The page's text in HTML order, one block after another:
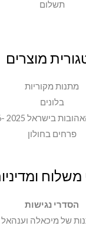
תשלום
מוצרים
מתנות מקוריות
בלונים
בישראל 2025 -2026
פרחים בחולון
משלוח
הסדרי נגישות
של מיכאלה וענהאל